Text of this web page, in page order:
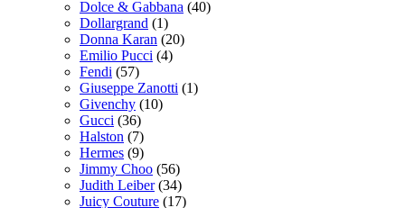
Dolce & Gabbana (40)
Dollargrand (1)
Donna Karan (20)
Emilio Pucci (4)
Fendi (57)
Giuseppe Zanotti (1)
Givenchy (10)
Gucci (36)
Halston (7)
Hermes (9)
Jimmy Choo (56)
Judith Leiber(34)
Juicy Couture (17)